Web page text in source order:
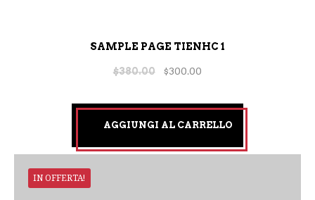
SAMPLE PAGE TIENHC 1
$380.00 $300.00
AGGIUNGI AL CARRELLO
IN OFFERTA!